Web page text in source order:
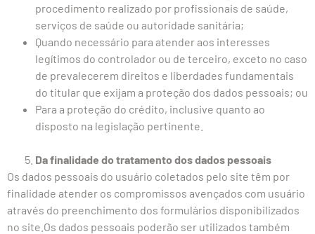
procedimento realizado por profissionais de saúde,
serviços de saúde ou autoridade sanitária;
Quando necessário para atender aos interesses
legítimos do controlador ou de terceiro, exceto no caso
de prevalecerem direitos e liberdades fundamentais
do titular que exijam a proteção dos dados pessoais; ou
Para a proteção do crédito, inclusive quanto ao
disposto na legislação pertinente.
Da finalidade do tratamento dos dados pessoais
Os dados pessoais do usuário coletados pelo site têm por
finalidade atender os compromissos avençados com usuário
através do preenchimento dos formulários disponibilizados
no site.Os dados pessoais poderão ser utilizados também